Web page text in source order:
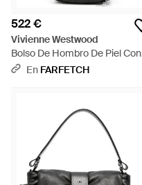
522 €
Vivienne Westwood
Bolso De Hombro De Piel Con
Charm - Negro
En FARFETCH